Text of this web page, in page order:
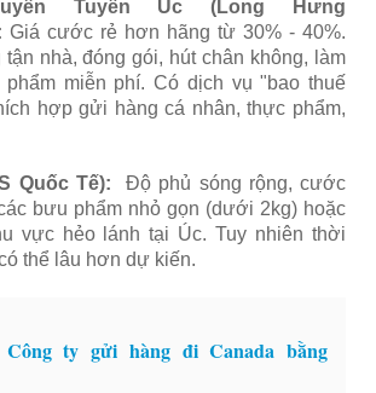
Tuyến Úc (Long Hưng
Giá cước rẻ hơn hãng từ 30% - 40%.
nhà, đóng gói, hút chân không, làm
phẩm miễn phí. Có dịch vụ "bao thuế
hợp gửi hàng cá nhân, thực phẩm,
Quốc Tế):
Độ phủ sóng rộng, cước
bưu phẩm nhỏ gọn (dưới 2kg) hoặc
vực hẻo lánh tại Úc. Tuy nhiên thời
thể lâu hơn dự kiến.
Công ty gửi hàng đi Canada bằng